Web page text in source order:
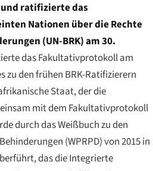
ratifizierte das
Nationen über die Rechte
(UN-BRK) am 30.
das Fakultativprotokoll am
zu den frühen BRK-Ratifizierern
Staat, der die
mit dem Fakultativprotokoll
durch das Weißbuch zu den
(WPRPD) von 2015 in
das die Integrierte